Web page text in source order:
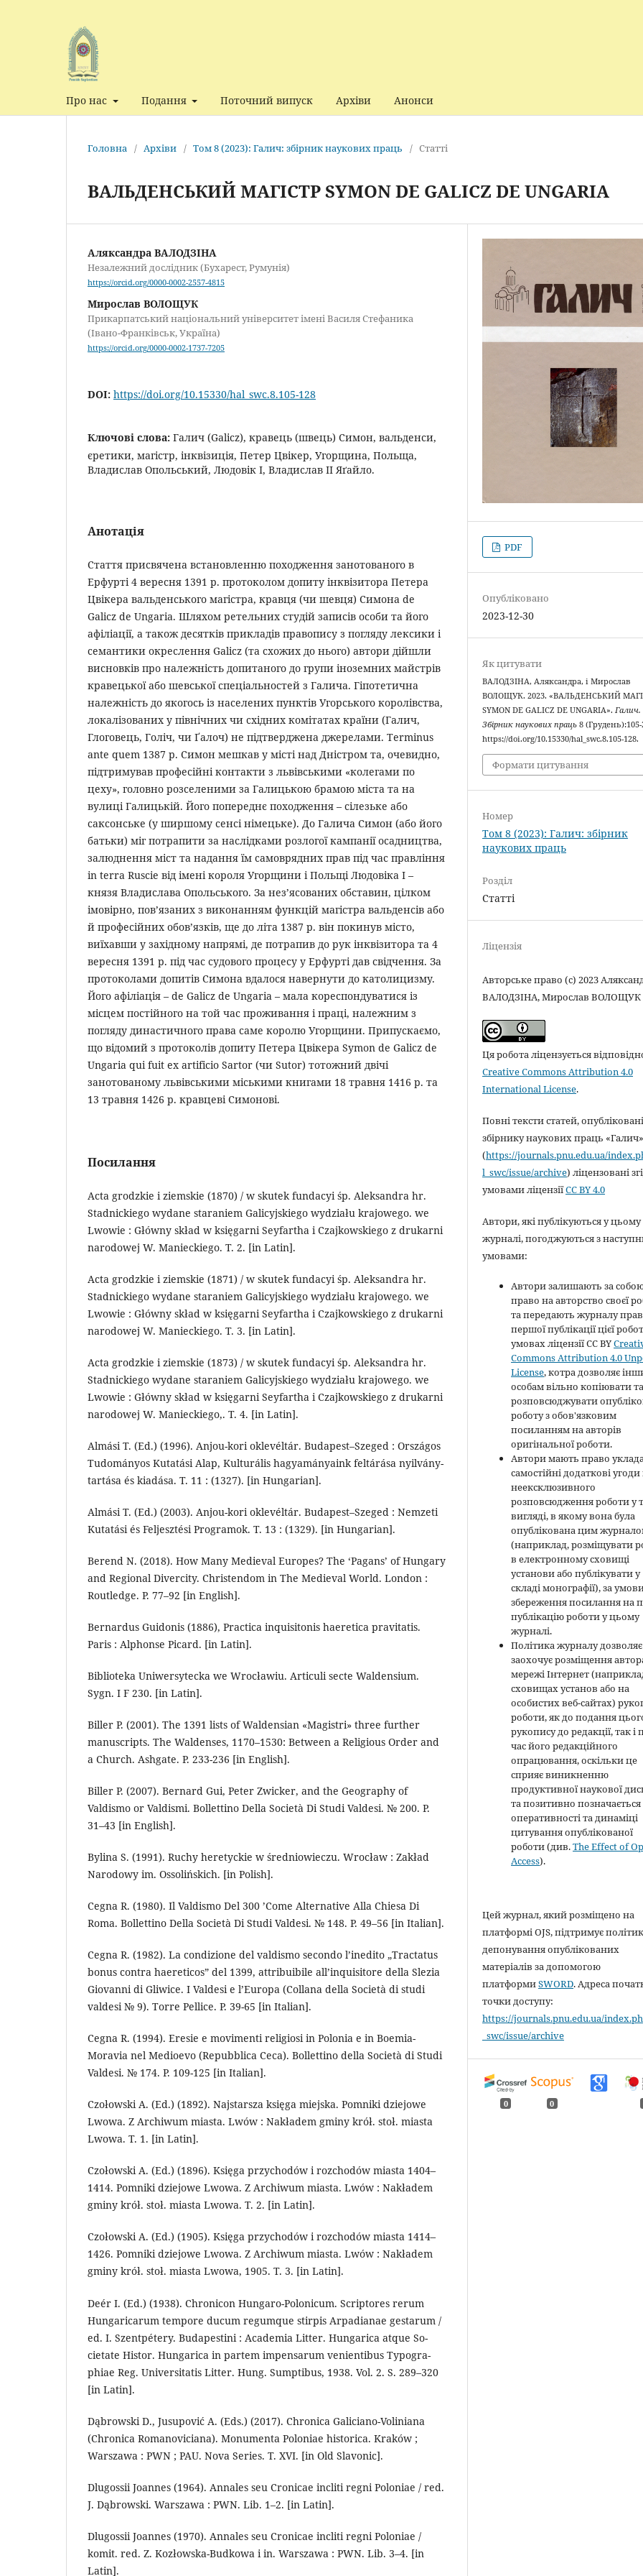
Про нас Подання Поточний випуск Архіви Анонси
Головна / Архіви / Том 8 (2023): Галич: збірник наукових праць / Статті
ВАЛЬДЕНСЬКИЙ МАГІСТР SYMON DE GALICZ DE UNGARIA
Аляксандра ВАЛОДЗІНА
Незалежний дослідник (Бухарест, Румунія)
https://orcid.org/0000-0002-2557-4815
Мирослав ВОЛОЩУК
Прикарпатський національний університет імені Василя Стефаника
(Івано-Франківськ, Україна)
https://orcid.org/0000-0002-1737-7205
DOI: https://doi.org/10.15330/hal_swc.8.105-128
Ключові слова: Галич (Galicz), кравець (швець) Симон, вальденси,
єретики, магістр, інквізиція, Петер Цвікер, Угорщина, Польща,
Владислав Опольський, Людовік І, Владислав ІІ Яґайло.
Анотація
Стаття присвячена встановленню походження занотованого в
Ерфурті 4 вересня 1391 р. протоколом допиту інквізитора Петера
Цвікера вальденського магістра, кравця (чи шевця) Симона de
Galicz de Ungaria. Шляхом ретельних студій записів особи та його
афіліації, а також десятків прикладів правопису з погляду лексики і
семантики окреслення Galicz (та схожих до нього) автори дійшли
висновків про належність допитаного до групи іноземних майстрів
кравецької або шевської спеціальностей з Галича. Гіпотетична
належність до якогось із населених пунктів Угорського королівства,
локалізованих у північних чи східних комітатах країни (Галич,
Глоговець, Голіч, чи Ґалоч) не підтверджена джерелами. Terminus
ante quem 1387 р. Симон мешкав у місті над Дністром та, очевидно,
підтримував професійні контакти з львівськими «колегами по
цеху», головно розселеними за Галицькою брамою міста та на
вулиці Галицькій. Його попереднє походження – сілезьке або
саксонське (у ширшому сенсі німецьке). До Галича Симон (або його
батьки) міг потрапити за наслідками розлогої кампанії осадництва,
залюднення міст та надання їм самоврядних прав під час правління
in terra Ruscie від імені короля Угорщини і Польщі Людовіка І –
князя Владислава Опольського. За нез’ясованих обставин, цілком
імовірно, пов’язаних з виконанням функцій магістра вальденсів або
й професійних обов’язків, ще до літа 1387 р. він покинув місто,
виїхавши у західному напрямі, де потрапив до рук інквізитора та 4
вересня 1391 р. під час судового процесу у Ерфурті дав свідчення. За
протоколами допитів Симона вдалося навернути до католицизму.
Його афіліація – de Galicz de Ungaria – мала кореспондуватися із
місцем постійного на той час проживання і праці, належним з
погляду династичного права саме королю Угорщини. Припускаємо,
що відомий з протоколів допиту Петера Цвікера Symon de Galicz de
Ungaria qui fuit ex artificio Sartor (чи Sutor) тотожний двічі
занотованому львівськими міськими книгами 18 травня 1416 р. та
13 травня 1426 р. кравцеві Симонові.
Посилання
Acta grodzkie i ziemskie (1870) / w skutek fundacyi śp. Alek­sandra hr.
Stadnickiego wydane staraniem Galicyjskiego wydziału krajo­wego. we
Lwo­wie : Główny skład w księgarni Seyfartha i Czajkow­skiego z drukarni
naro­do­wej W. Manieckiego. T. 2. [in Latin].
Acta grodzkie i ziemskie (1871) / w skutek fundacyi śp. Alek­sandra hr.
Stadnickiego wydane staraniem Galicyjskiego wydziału krajo­wego. we
Lwo­wie : Główny skład w księgarni Seyfartha i Czajkow­skiego z drukarni
naro­do­wej W. Manieckiego. T. 3. [in Latin].
Acta grodzkie i ziemskie (1873) / w skutek fundacyi śp. Alek­sandra hr.
Stadnickiego wydane staraniem Galicyjskiego wydziału krajo­wego. we
Lwo­wie : Główny skład w księgarni Seyfartha i Czajkow­skiego z drukarni
narodo­wej W. Manieckiego,. T. 4. [in Latin].
Almási T. (Ed.) (1996). Anjou-kori oklevéltár. Budapest–Szeged : Országos
Tudo­mányos Kutatási Alap, Kulturális hagyamányaink feltárása nyilvány­
tartása és kiadása. T. 11 : (1327). [in Hungarian].
Almási T. (Ed.) (2003). Anjou-kori oklevéltár. Budapest–Szeged : Nemzeti
Kuta­tá­si és Feljesztési Programok. T. 13 : (1329). [in Hungarian].
Berend N. (2018). How Many Medieval Europes? The ‘Pagans’ of Hungary
and Regional Divercity. Christendom in The Medieval World. London :
Routledge. P. 77–92 [in English].
Bernardus Guidonis (1886), Practica inquisitonis haeretica pravitatis.
Paris : Alphonse Picard. [in Latin].
Biblioteka Uniwersytecka we Wrocławiu. Articuli secte Waldensium.
Sygn. I F 230. [in Latin].
Biller P. (2001). The 1391 lists of Waldensian «Magistri» three further
manuscripts. The Waldenses, 1170–1530: Between a Religious Order and
a Church. Ashgate. P. 233-236 [in English].
Biller P. (2007). Bernard Gui, Peter Zwicker, and the Geography of
Valdismo or Valdismi. Bollettino Della Società Di Studi Valdesi. № 200. P.
31–43 [in English].
Bylina S. (1991). Ruchy heretyckie w średniowieczu. Wrocław : Zakład
Narodowy im. Ossolińskich. [in Polish].
Cegna R. (1980). Il Valdismo Del 300 ’Come Alternative Alla Chiesa Di
Roma. Bollettino Della Società Di Studi Valdesi. № 148. P. 49–56 [in Italian].
Cegna R. (1982). La condizione del valdismo secondo l’inedito „Tractatus
bonus contra haereticos” del 1399, attribuibile all’inquisitore della Slezia
Giovanni di Gliwice. I Valdesi e l’Europa (Collana della Società di studi
valdesi № 9). Torre Pellice. P. 39-65 [in Italian].
Cegna R. (1994). Eresie e movimenti religiosi in Polonia e in Boemia-
Moravia nel Medioevo (Repubblica Ceca). Bollettino della Società di Studi
Valdesi. № 174. P. 109-125 [in Italian].
Czołowski A. (Ed.) (1892). Najstarsza księga miejska. Pomniki dziejowe
Lwowa. Z Archiwum miasta. Lwów : Nakładem gminy krół. stoł. miasta
Lwowa. T. 1. [in Latin].
Czołowski A. (Ed.) (1896). Księga przychodów i rozchodów miasta 1404–
1414. Pomniki dziejowe Lwowa. Z Archiwum miasta. Lwów : Nakładem
gminy krół. stoł. miasta Lwowa. T. 2. [in Latin].
Czołowski A. (Ed.) (1905). Księga przychodów i rozchodów miasta 1414–
1426. Pomniki dziejowe Lwowa. Z Archiwum miasta. Lwów : Nakładem
gminy krół. stoł. miasta Lwowa, 1905. T. 3. [in Latin].
Deér I. (Ed.) (1938). Chronicon Hungaro-Polonicum. Scri­ptores rerum
Hungari­ca­rum tempore ducum regumque stirpis Arpa­di­anae gestarum /
ed. I. Szentpétery. Budapestini : Academia Lit­ter. Hun­ga­ri­ca atque So­
cietate Histor. Hun­garica in partem impensarum veni­entibus Typogra­
phiae Reg. Universitatis Litter. Hung. Sumptibus, 1938. Vol. 2. S. 289–320
[in Latin].
Dąbrowski D., Jusupović A. (Eds.) (2017). Chronica Galiciano-Voliniana
(Chronica Romanoviciana). Monumenta Poloniae historica. Kraków ;
Warszawa : PWN ; PAU. Nova Series. T. XVI. [in Old Slavonic].
Dlugossii Joannes (1964). Annales seu Cronicae incliti regni Poloniae / red.
J. Dąbrowski. War­sza­wa : PWN. Lib. 1–2. [in Latin].
Dlugossii Joannes (1970). Annales seu Cronicae incliti regni Poloniae /
komit. red. Z. Kozłowska-Budkowa i in. War­sza­wa : PWN. Lib. 3–4. [in
Latin].
PDF
Опубліковано
2023-12-30
Як цитувати
ВАЛОДЗІНА, Аляксандра, і Мирослав
ВОЛОЩУК. 2023. «ВАЛЬДЕНСЬКИЙ
SYMON DE GALICZ DE UNGARIA».Галич.
Збірник наукових праць 8 (Грудень):105-
https://doi.org/10.15330/hal_swc.8.105-128.
Формати цитування
Номер
Том 8 (2023): Галич: збірник
наукових праць
Розділ
Статті
Ліцензія
Авторське право (c) 2023
ВАЛОДЗІНА, Мирослав ВОЛОЩУК
Ця робота ліцензується
Creative Commons Attribution 4.0
International License.
Повні тексти статей,
збірнику наукових праць «Галич»
(https://journals.pnu.edu.ua/
l_swc/issue/archive) ліцензовані
умовами ліцензіїCC BY 4.0
Автори, які публікуються у цьому
журналі, погоджуються з
умовами:
Автори залишають за
право на авторство своєї
та передають журналу
першої публікації цієї
умовах ліцензії CC BY
Commons Attribution 4.0
License, котра дозволяє
особам вільно копіювати та
розповсюджувати
роботу з обов'язковим
посиланням на авторів
оригінальної роботи.
Автори мають право
самостійні додаткові
неексклюзивного
розповсюдження роботи у
вигляді, в якому вона була
опублікована цим
(наприклад, розміщувати
в електронному сховищі
установи або публікувати у
складі монографії), за
збереження посилання на
публікацію роботи у цьому
журналі.
Політика журналу дозволяє
заохочує розміщення
мережі Інтернет
сховищах установ або на
особистих веб-сайтах)
роботи, як до подання
рукопису до редакції, так і
час його редакційного
опрацювання, оскільки це
сприяє виникненню
продуктивної наукової
та позитивно
оперативності та динаміці
цитування опублікованої
роботи (див.The Effect of
Access).
Цей журнал, який розміщено на
платформі OJS, підтримує
депонування опублікованих
матеріалів за допомогою
платформиSWORD. Адреса
точки доступу:
https://journals.pnu.edu.ua/
_swc/issue/archive
0 0